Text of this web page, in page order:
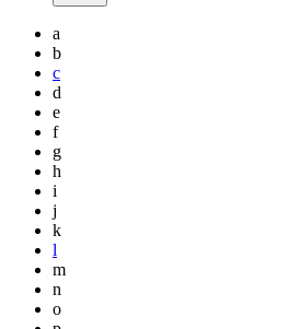
a
b
c
d
e
f
g
h
i
j
k
l
m
n
o